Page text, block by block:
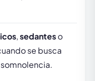
,sedanteso
se busca